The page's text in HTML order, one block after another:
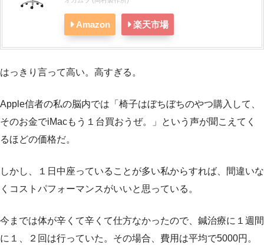
Amazon 楽天市場
はっきり言って高い。高すぎる。
Apple信者の私の脳内では「椅子はぼちぼちのやつ購入して、
そのお金でiMacもう１台買おうぜ。」という声が聞こえてく
るほどの価格だ。
しかし、１日中座っていることが多い私からすれば、間違いな
くコストパフォーマンスがいいと思っている。
今までは体が辛くて辛くて仕方なかったので、鍼治療に１週間
に１、２回は行っていた。その場合、費用は平均で5000円。